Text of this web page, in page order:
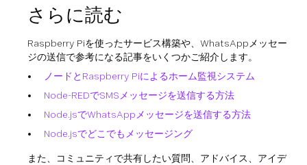
さらに読む
Raspberry Piを使ったサービス構築や、WhatsAppメッセー
ジの送信で参考になる記事をいくつかご紹介します。
ノードとRaspberry Piによるホーム監視システム
Node-REDでSMSメッセージを送信する方法
Node.jsでWhatsAppメッセージを送信する方法
Node.jsでどこでもメッセージング
また、コミュニティで共有したい質問、アドバイス、アイデ